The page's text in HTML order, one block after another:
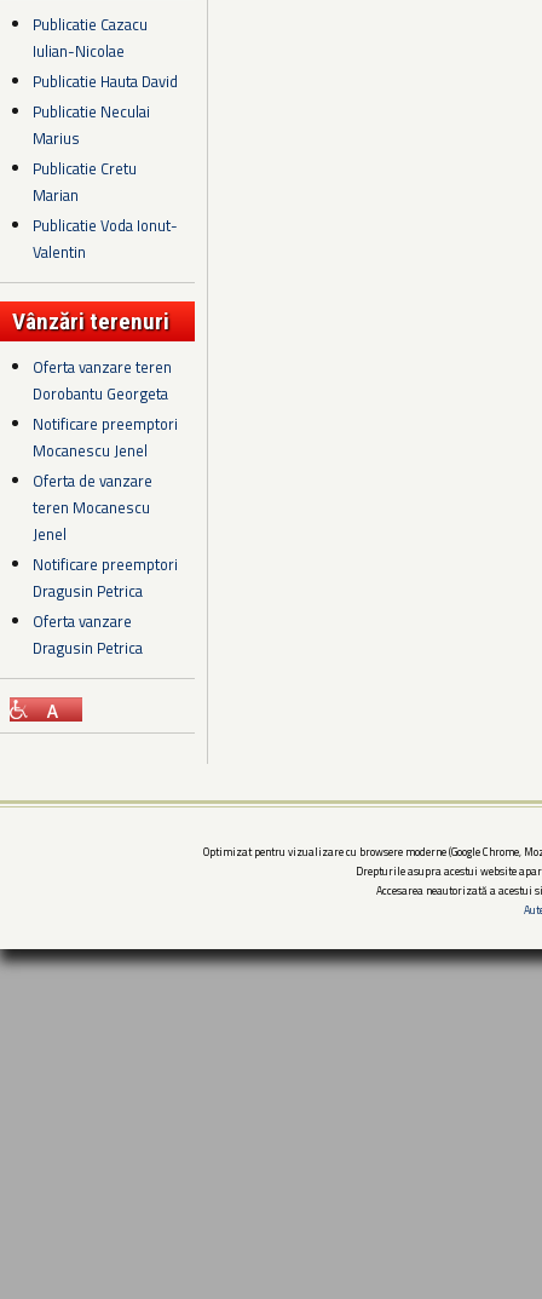
Publicatie Cazacu
Iulian-Nicolae
Publicatie Hauta David
Publicatie Neculai
Marius
Publicatie Cretu
Marian
Publicatie Voda Ionut-
Valentin
Vânzări terenuri
Oferta vanzare teren
Dorobantu Georgeta
Notificare preemptori
Mocanescu Jenel
Oferta de vanzare
teren Mocanescu
Jenel
Notificare preemptori
Dragusin Petrica
Oferta vanzare
Dragusin Petrica
Optimizat pentru vizualizare cu browsere moderne (Google Chrome,
Drepturile asupra acestui website
Accesarea neautorizată a acestui